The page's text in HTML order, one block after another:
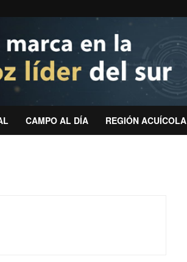
CAMPO AL DÍA REGIÓN ACUÍCOLA